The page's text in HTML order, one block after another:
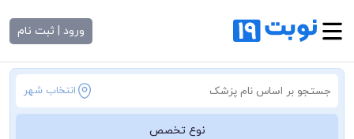
ورود | ثبت نام
انتخاب شهر
نوع تخصص